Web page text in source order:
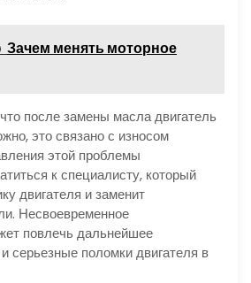
Зачем менять моторное
после замены масла двигатель
это связано с износом
этой проблемы
к специалисту, который
двигателя и заменит
Несвоевременное
повлечь дальнейшее
серьезные поломки двигателя в